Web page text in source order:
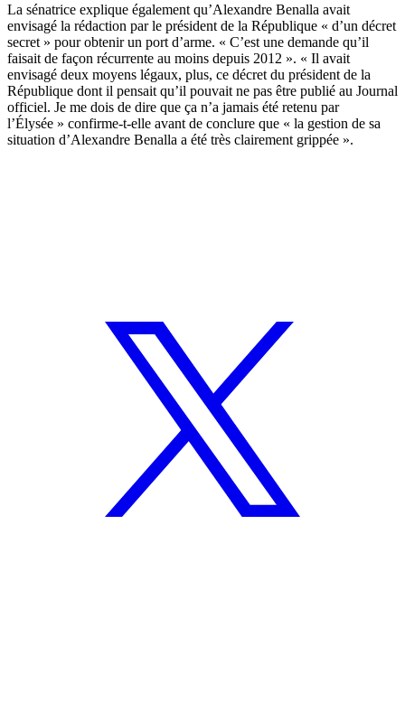
La sénatrice explique également qu’Alexandre Benalla avait
envisagé la rédaction par le président de la République « d’un décret
secret » pour obtenir un port d’arme. « C’est une demande qu’il
faisait de façon récurrente au moins depuis 2012 ». « Il avait
envisagé deux moyens légaux, plus, ce décret du président de la
République dont il pensait qu’il pouvait ne pas être publié au Journal
officiel. Je me dois de dire que ça n’a jamais été retenu par
l’Élysée » confirme-t-elle avant de conclure que « la gestion de sa
situation d’Alexandre Benalla a été très clairement grippée ».